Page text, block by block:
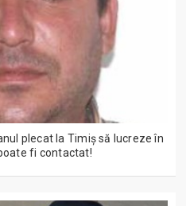
plecat la Timiș să lucreze în
fi contactat!